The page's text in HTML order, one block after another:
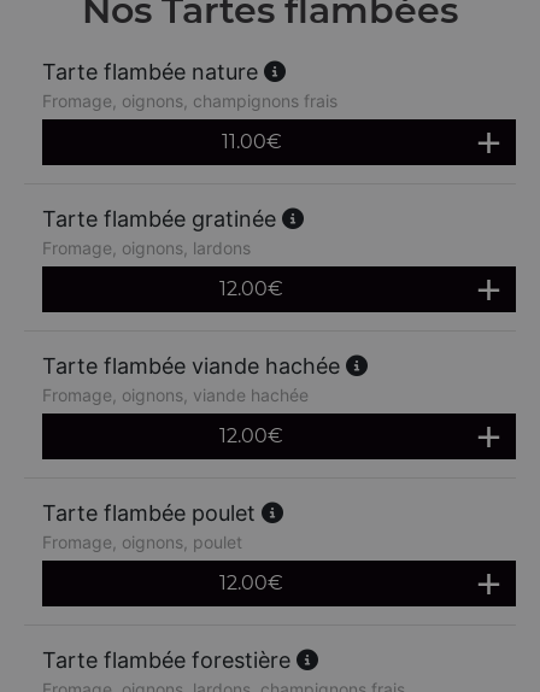
Nos Tartes flambées
Tarte flambée nature
Fromage, oignons, champignons frais
11.00€
Tarte flambée gratinée
Fromage, oignons, lardons
12.00€
Tarte flambée viande hachée
Fromage, oignons, viande hachée
12.00€
Tarte flambée poulet
Fromage, oignons, poulet
12.00€
Tarte flambée forestière